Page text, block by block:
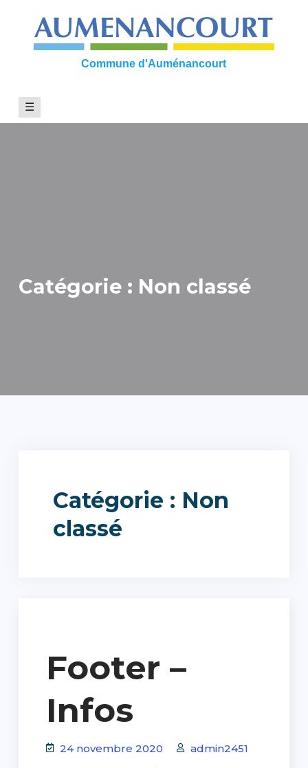
content
Commune d'Auménancourt
☰
Catégorie : Non classé
Catégorie : Non
classé
Footer –
Infos
24 novembre 2020 admin2451